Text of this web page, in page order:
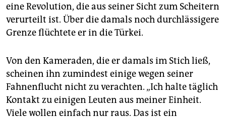
eine Revolution, die aus seiner Sicht zum Scheitern
verurteilt ist. Über die damals noch durchlässigere
Grenze flüchtete er in die Türkei.
Von den Kameraden, die er damals im Stich ließ,
scheinen ihn zumindest einige wegen seiner
Fahnenflucht nicht zu verachten. „Ich halte täglich
Kontakt zu einigen Leuten aus meiner Einheit.
Viele wollen einfach nur raus. Das ist ein